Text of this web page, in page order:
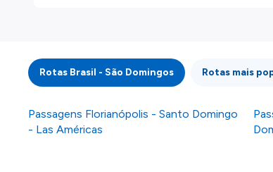
Rotas Brasil - São Domingos Rotas mais
Passagens Florianópolis - Santo Domingo
- Las Américas